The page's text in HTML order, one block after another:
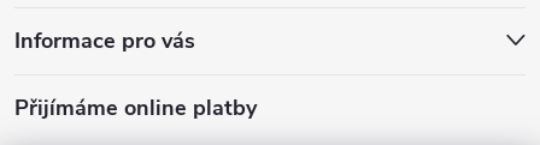
Informace pro vás
Přijímáme online platby